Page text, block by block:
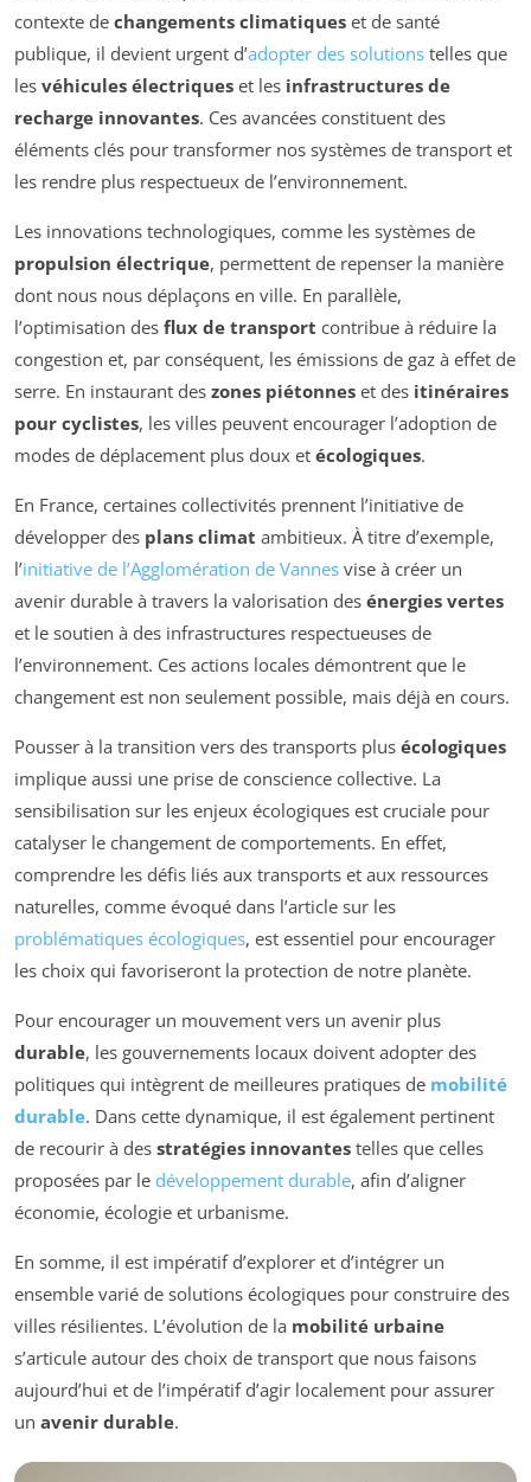
contexte de changements climatiques et de santé
publique, il devient urgent d’adopter des solutions telles que
les véhicules électriques et les infrastructures de
recharge innovantes. Ces avancées constituent des
éléments clés pour transformer nos systèmes de transport et
les rendre plus respectueux de l’environnement.
Les innovations technologiques, comme les systèmes de
propulsion électrique, permettent de repenser la manière
dont nous nous déplaçons en ville. En parallèle,
l’optimisation des flux de transport contribue à réduire la
congestion et, par conséquent, les émissions de gaz à effet de
serre. En instaurant des zones piétonnes et des itinéraires
pour cyclistes, les villes peuvent encourager l’adoption de
modes de déplacement plus doux et écologiques.
En France, certaines collectivités prennent l’initiative de
développer des plans climat ambitieux. À titre d’exemple,
l’initiative de l’Agglomération de Vannes vise à créer un
avenir durable à travers la valorisation des énergies vertes
et le soutien à des infrastructures respectueuses de
l’environnement. Ces actions locales démontrent que le
changement est non seulement possible, mais déjà en cours.
Pousser à la transition vers des transports plus écologiques
implique aussi une prise de conscience collective. La
sensibilisation sur les enjeux écologiques est cruciale pour
catalyser le changement de comportements. En effet,
comprendre les défis liés aux transports et aux ressources
naturelles, comme évoqué dans l’article sur les
problématiques écologiques, est essentiel pour encourager
les choix qui favoriseront la protection de notre planète.
Pour encourager un mouvement vers un avenir plus
durable, les gouvernements locaux doivent adopter des
politiques qui intègrent de meilleures pratiques de mobilité
durable. Dans cette dynamique, il est également pertinent
de recourir à des stratégies innovantes telles que celles
proposées par le développement durable, afin d’aligner
économie, écologie et urbanisme.
En somme, il est impératif d’explorer et d’intégrer un
ensemble varié de solutions écologiques pour construire des
villes résilientes. L’évolution de la mobilité urbaine
s’articule autour des choix de transport que nous faisons
aujourd’hui et de l’impératif d’agir localement pour assurer
un avenir durable.